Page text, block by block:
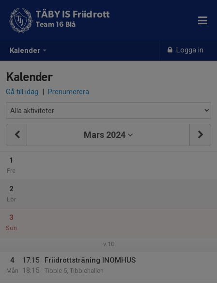
Kalender Logga in
TÄBY IS Friidrott
Team 16 Blå
Kalender
Gå till idag | Prenumerera
Mars 2024
1
Fre
2
Lör
3
Sön
v.10
4
Mån
17:15
18:15
Friidrottsträning INOMHUS
Tibble 5, Tibblehallen